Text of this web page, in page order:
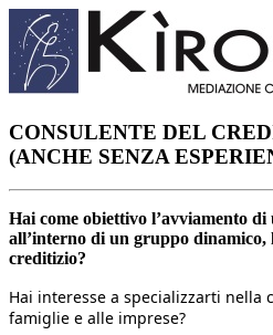
CONSULENTE DEL
(ANCHE SENZA
Hai come obiettivo l’avviamento
all’interno di un gruppo dinamico,
creditizio?
Hai interesse a specializzarti nella
famiglie e alle imprese?